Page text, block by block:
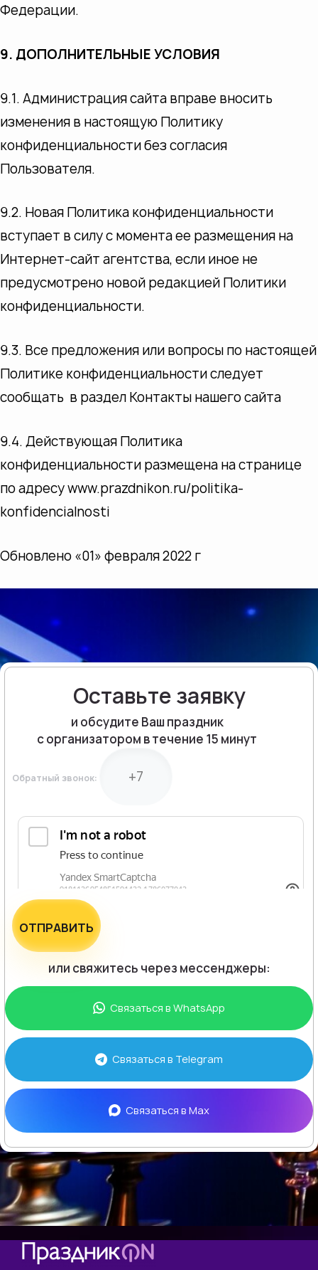
Федерации.
9. ДОПОЛНИТЕЛЬНЫЕ УСЛОВИЯ
9.1. Администрация сайта вправе вносить
изменения в настоящую Политику
конфиденциальности без согласия
Пользователя.
9.2. Новая Политика конфиденциальности
вступает в силу с момента ее размещения на
Интернет-сайт агентства, если иное не
предусмотрено новой редакцией Политики
конфиденциальности.
9.3. Все предложения или вопросы по настоящей
Политике конфиденциальности следует
сообщать в раздел Контакты нашего сайта
9.4. Действующая Политика
конфиденциальности размещена на странице
по адресу www.prazdnikon.ru/politika-
konfidencialnosti
Обновлено «01» февраля 2022 г
Оставьте заявку
и обсудите Ваш праздник
с организатором в течение 15 минут
Обратный звонок:
ОТПРАВИТЬ
или свяжитесь через мессенджеры:
Связаться вWhatsApp
Связаться в Telegram
Связаться вMax